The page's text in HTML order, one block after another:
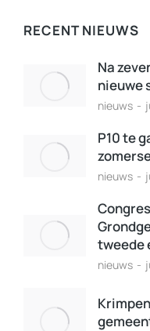
RECENT NIEUWS
Na
nieuwe
nieuws
P10 te
nieuws
tweede
nieuws